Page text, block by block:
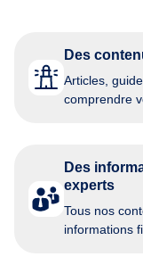
Des
Articles,
comprendre
Des
experts
Tous nos
informations